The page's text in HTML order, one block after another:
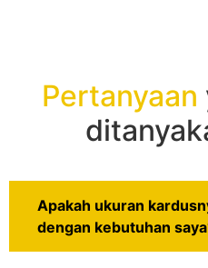
Pertanyaan
Apakah ukuran
dengan kebutuhan